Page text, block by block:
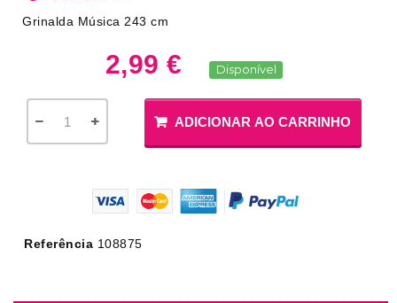
Grinalda Música 243 cm
2,99 € Disponível
ADICIONAR AO CARRINHO
Referência 108875